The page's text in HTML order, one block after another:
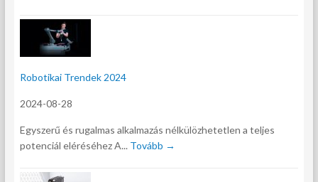
Robotikai Trendek 2024
2024-08-28
Egyszerű és rugalmas alkalmazás nélkülözhetetlen a teljes
potenciál eléréséhez A... Tovább →